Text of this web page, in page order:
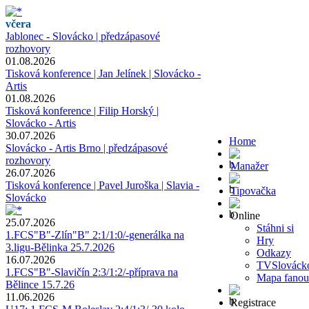
včera
Jablonec - Slovácko | předzápasové
rozhovory
01.08.2026
Tisková konference | Jan Jelínek | Slovácko -
Artis
01.08.2026
Tisková konference | Filip Horský |
Slovácko - Artis
30.07.2026
Slovácko - Artis Brno | předzápasové
rozhovory
26.07.2026
Tisková konference | Pavel Juroška | Slavia -
Slovácko
25.07.2026
1.FCS"B"-Zlín"B" 2:1/1:0/-generálka na
3.ligu-Bělinka 25.7.2026
16.07.2026
1.FCS"B"-Slavičín 2:3/1:2/-příprava na
Bělince 15.7.26
11.06.2026
Home
Manažer
Tipovačka
Online
Stáhni si
Hry
Odkazy
Mapa
Registrace